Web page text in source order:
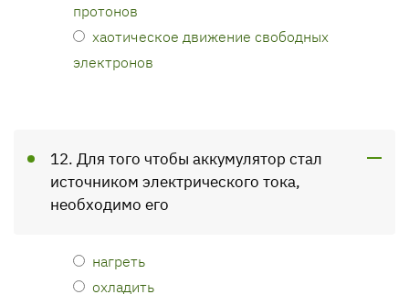
протонов
хаотическое движение свободных
электронов
12. Для того чтобы аккумулятор стал
источником электрического тока,
необходимо его
нагреть
охладить